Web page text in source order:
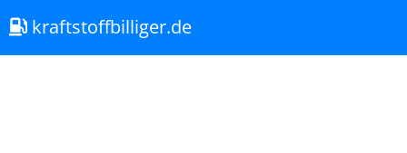
kraftstoffbilliger.de